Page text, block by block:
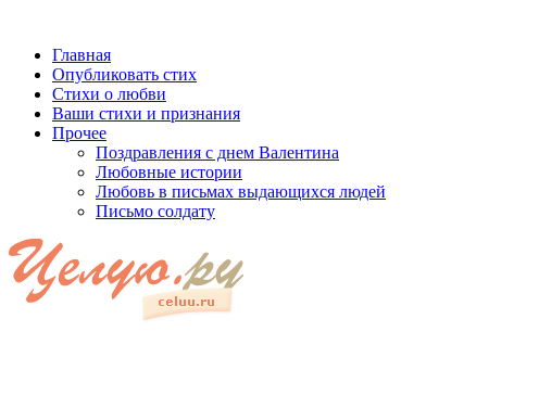
Главная
Опубликовать стих
Стихи о любви
Ваши стихи и признания
Прочее
Поздравления с днем Валентина
Любовные истории
Любовь в письмах выдающихся людей
Письмо солдату